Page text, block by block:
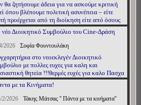
στον κύριο Δημήτρη και στη σύζυγό του
τη ζεστή και γεμάτη φροντίδα στάση τους
μου. Πρόκειται για μια υπέροχη
Ευχαριστώ τη μοίρα που μου έδωσε
ευκαιρία να γνωρίσω έναν τόσο καλό, έντιμο
σοφό άνθρωπο όπως ο κύριος Δημήτρης.
память.
θα ζητήσουμε άδεια για να ασκούμε κριτική
όπου βλέπουμε πολιτική ασυνέπεια – είτε
προέρχεται από τη διοίκηση είτε από όσους
αντιπολίτευση αλλά δεν αντέχουν τον
νέο Διοικητικό Συμβούλιο του Cine-Δράση
2026 Σοφία Φουντουλάκη
στο νεοεκλεγέν Διοικητικό
με πολλες ευχες για καλη και
θητεία !!!θερμές ευχές για καλο Πασχα
καλή Ανάσταση σε όλους!!!
με τα Κινήματα!
2/2026 Τάκης Μάτσας '' Πάντα με τα κινήματα''